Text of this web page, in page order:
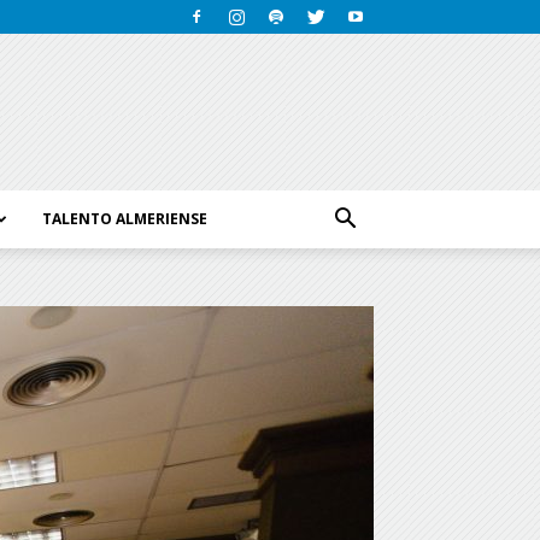
TALENTO ALMERIENSE